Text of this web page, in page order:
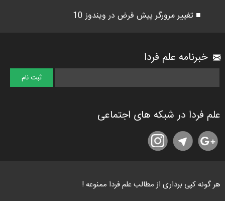
■ تغییر مرورگر پیش فرض در ویندوز 10
خبرنامه علم فردا
علم فردا در شبکه های اجتماعی
هر گونه کپی برداری از مطالب علم فردا ممنوعه !